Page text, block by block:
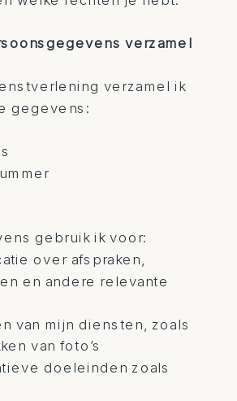
verzamel
verzamel ik
gegevens:
gebruik ik voor:
over afspraken,
en andere relevante
van mijn diensten, zoals
van foto’s
doeleinden zoals